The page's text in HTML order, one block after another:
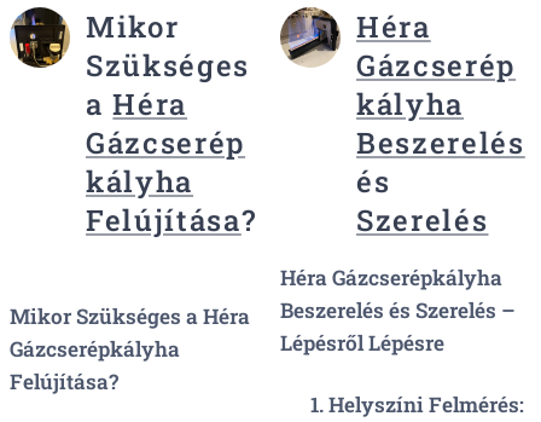
Mikor
Szükséges
aHéra
Gázcserép
kályha
Felújítása?
Mikor Szükséges a Héra
Gázcserépkályha
Felújítása?
Héra
Gázcserép
kályha
Beszerelés
és
Szerelés
Héra Gázcserépkályha
Beszerelés és Szerelés –
Lépésről Lépésre
1. Helyszíni Felmérés: